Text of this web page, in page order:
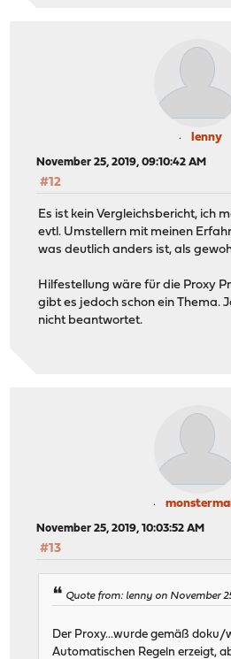
lenny
November 25, 2019, 09:10:42 AM
#12
Es ist kein Vergleichsbericht, ich
evtl. Umstellern mit meinen
was deutlich anders ist, als
Hilfestellung wäre für die Proxy
gibt es jedoch schon ein Thema.
nicht beantwortet.
November 25, 2019, 10:03:52 AM
#13
Quote from: lenny on November
Der Proxy...wurde gemäß doku/
Automatischen Regeln erzeigt,